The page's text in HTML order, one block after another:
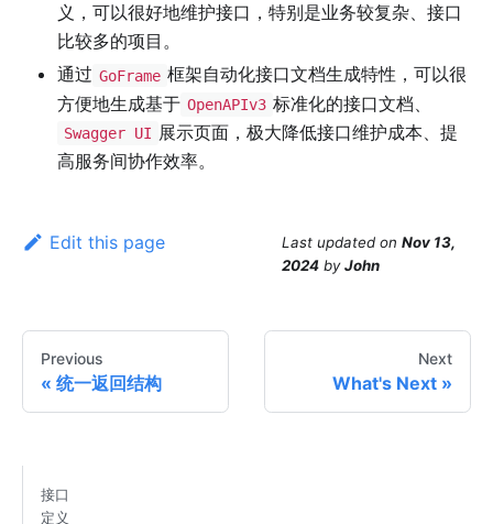
义，可以很好地维护接口，特别是业务较复杂、接口
比较多的项目。
通过 GoFrame 框架自动化接口文档生成特性，可以很
方便地生成基于 OpenAPIv3 标准化的接口文档、
Swagger UI 展示页面，极大降低接口维护成本、提
高服务间协作效率。
Edit this page Last updated on Nov 13,
2024 byJohn
Previous
统一返回结构
Next
What's Next
接口
定义